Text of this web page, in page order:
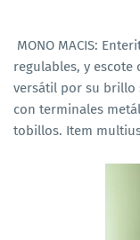
MONO MACIS:
regulables, y
versátil por su brillo
con terminales
tobillos. Item